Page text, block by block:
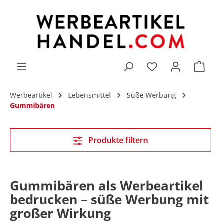
Du hast 0
Werbeartikel Lebensmittel
Süße Werbung
Gummibären
Gummibären als Werbeartikel
bedrucken – süße Werbung mit
großer Wirkung
Produkte filtern